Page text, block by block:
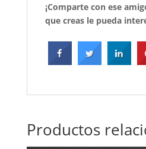
¡Comparte con ese
que creas le pueda
Productos